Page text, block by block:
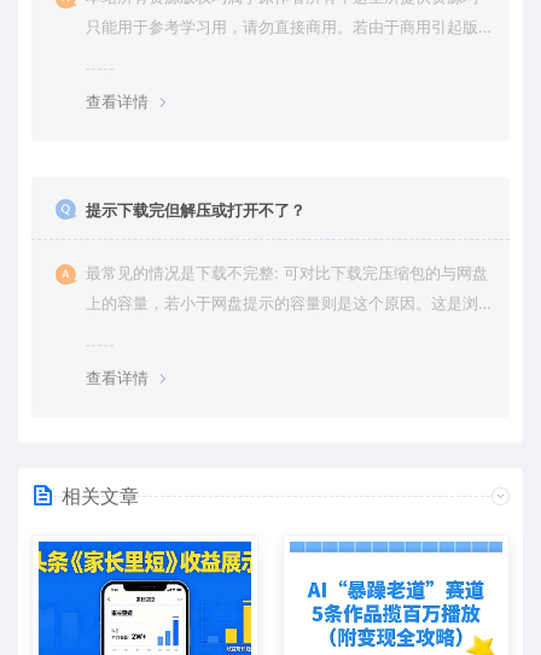
只能用于参考学习用，请勿直接商用。若由于商用引起版
查看详情
提示下载完但解压或打开不了？
最常见的情况是下载不完整: 可对比下载完压缩包的与网盘
上的容量，若小于网盘提示的容量则是这个原因。这是浏
查看详情
相关文章